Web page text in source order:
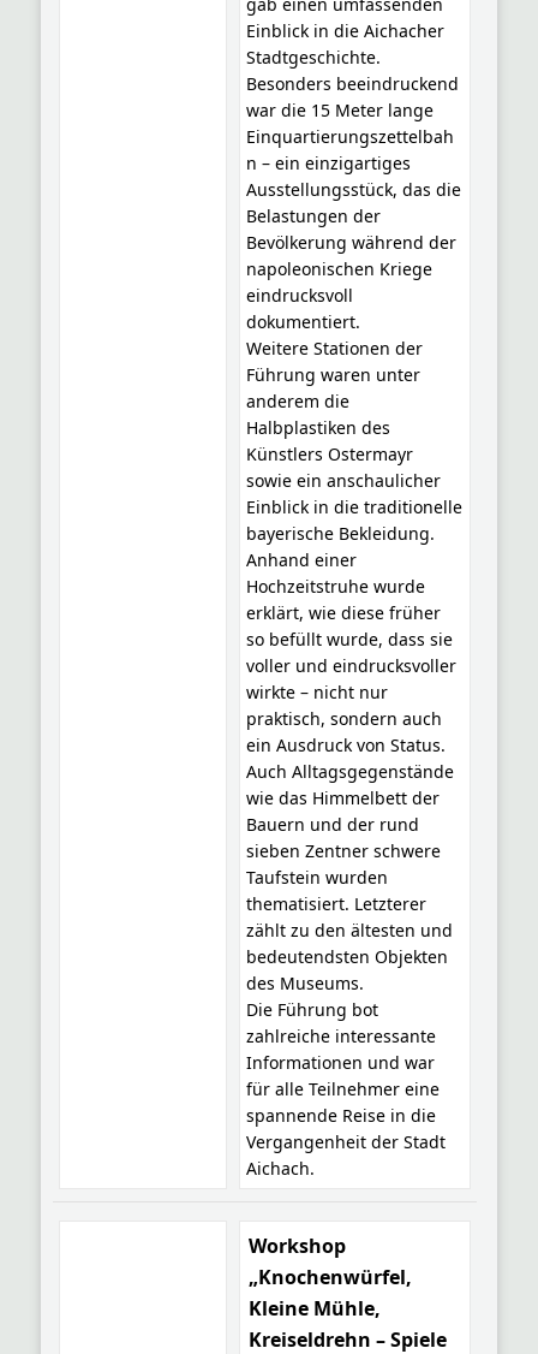
Einblick in die Aichacher
Stadtgeschichte.
Besonders beeindruckend
war die 15 Meter lange
Einquartierungszettelbah
n – ein einzigartiges
Ausstellungsstück, das die
Belastungen der
Bevölkerung während der
napoleonischen Kriege
eindrucksvoll
dokumentiert.
Weitere Stationen der
Führung waren unter
anderem die
Halbplastiken des
Künstlers Ostermayr
sowie ein anschaulicher
Einblick in die traditionelle
bayerische Bekleidung.
Anhand einer
Hochzeitstruhe wurde
erklärt, wie diese früher
so befüllt wurde, dass sie
voller und eindrucksvoller
wirkte – nicht nur
praktisch, sondern auch
ein Ausdruck von Status.
Auch Alltagsgegenstände
wie das Himmelbett der
Bauern und der rund
sieben Zentner schwere
Taufstein wurden
thematisiert. Letzterer
zählt zu den ältesten und
bedeutendsten Objekten
des Museums.
Die Führung bot
zahlreiche interessante
Informationen und war
für alle Teilnehmer eine
spannende Reise in die
Vergangenheit der Stadt
Aichach.
Workshop
„Knochenwürfel,
Kleine Mühle,
Kreiseldrehn – Spiele